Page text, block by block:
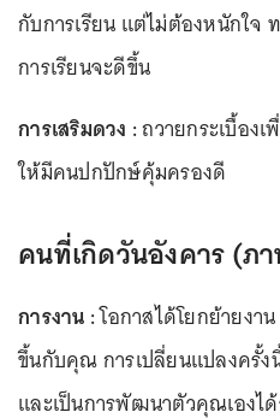
กับการเรียน แต่ไม่ต้องหนักใจ
การเรียนจะดีขึ้น
การเสริมดวง :ถวายกระเบื้อง
ให้มีคนปกปักษ์คุ้มครองดี
คนที่เกิดวันอังคาร (ภ
การงาน :โอกาสได้โยกย้ายงา
ขึ้นกับคุณ การเปลี่ยนแปลงครั้ง
และเป็นการพัฒนาตัวคุณเองไ